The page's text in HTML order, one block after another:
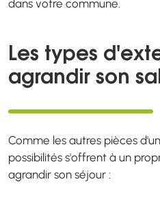
dans votre commune.
Les types
agrandir son
Comme les autres pièces
possibilités s'offrent à un
agrandir son séjour :